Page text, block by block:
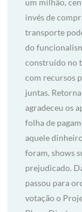
invés de
transporte
do
construído no
com recursos
juntas.
agradeceu os
folha de
aquele
foram, shows
prejudicado.
passou para
votação o